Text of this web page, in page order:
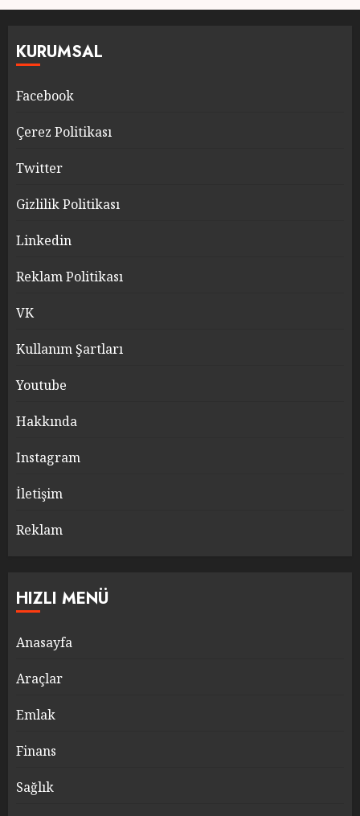
KURUMSAL
Facebook
Çerez Politikası
Twitter
Gizlilik Politikası
Linkedin
Reklam Politikası
VK
Kullanım Şartları
Youtube
Hakkında
Instagram
İletişim
Reklam
HIZLI MENÜ
Anasayfa
Araçlar
Emlak
Finans
Sağlık